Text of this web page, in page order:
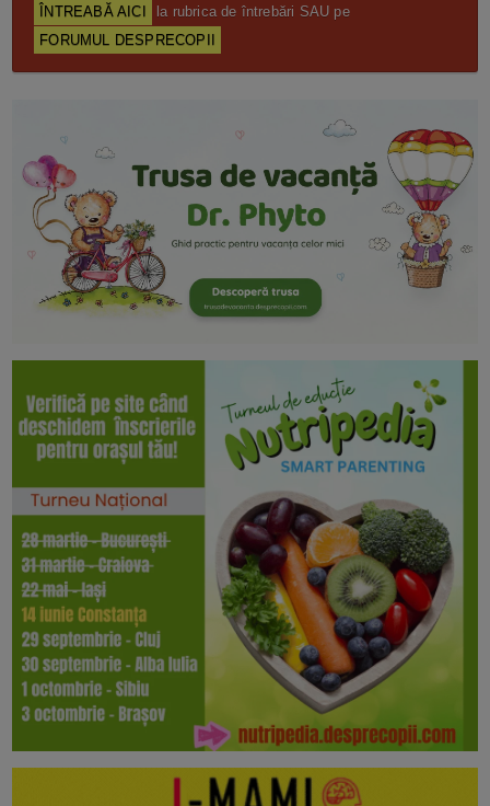
ÎNTREABĂ AICI
la rubrica de întrebări SAU pe
FORUMUL DESPRECOPII